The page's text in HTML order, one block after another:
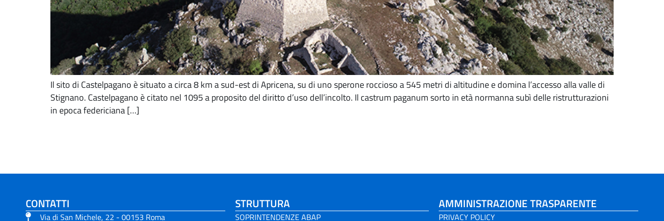
Il sito di Castelpagano è situato a circa 8 km a sud-est di Apricena, su di uno sperone roccioso a 545 metri di altitudine e domina l’accesso alla valle di
Stignano. Castelpagano è citato nel 1095 a proposito del diritto d’uso dell’incolto. Il castrum paganum sorto in età normanna subì delle ristrutturazioni
in epoca federiciana […]
CONTATTI
Via di San Michele, 22 - 00153 Roma
STRUTTURA
SOPRINTENDENZE ABAP
AMMINISTRAZIONE TRASPARENTE
PRIVACY POLICY